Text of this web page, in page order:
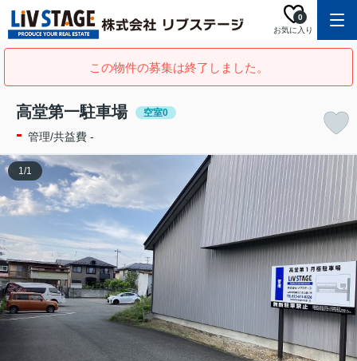
お気に入り
0
この物件の募集は終了しました。
高堂第一駐車場 空室0
- 管理/共益費 -
1/1